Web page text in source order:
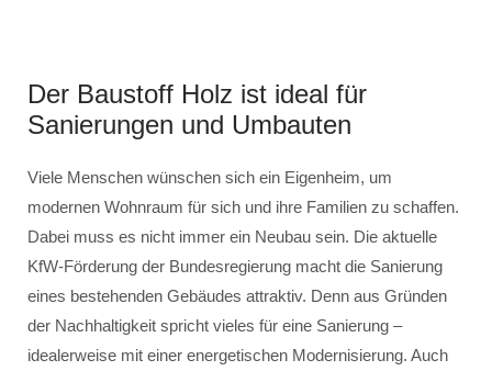
Der Baustoff Holz ist ideal für
Sanierungen und Umbauten
Viele Menschen wünschen sich ein Eigenheim, um
modernen Wohnraum für sich und ihre Familien zu schaffen.
Dabei muss es nicht immer ein Neubau sein. Die aktuelle
KfW-Förderung der Bundesregierung macht die Sanierung
eines bestehenden Gebäudes attraktiv. Denn aus Gründen
der Nachhaltigkeit spricht vieles für eine Sanierung –
idealerweise mit einer energetischen Modernisierung. Auch